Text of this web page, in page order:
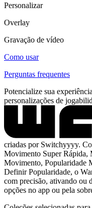
Personalizar
Overlay
Gravação de vídeo
Como usar
Perguntas frequentes
Potencialize sua
personalizações de
criadas por Switchyyyy.
Movimento Super Rápida,
Movimento, Popularidade
Definir Popularidade, o
com precisão, ativando ou
opções no app ou pela